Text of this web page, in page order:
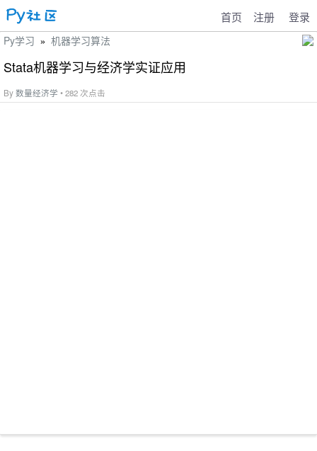
首页 注册 登录
Py学习 » 机器学习算法
Stata机器学习与经济学实证应用
By数量经济学 • 282 次点击